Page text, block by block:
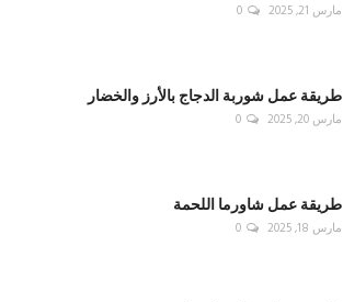
مارس 21, 2025 0
طريقة عمل شوربة الدجاج بالأرز والخضار
مارس 20, 2025 0
طريقة عمل شاورما اللحمة
مارس 18, 2025 0